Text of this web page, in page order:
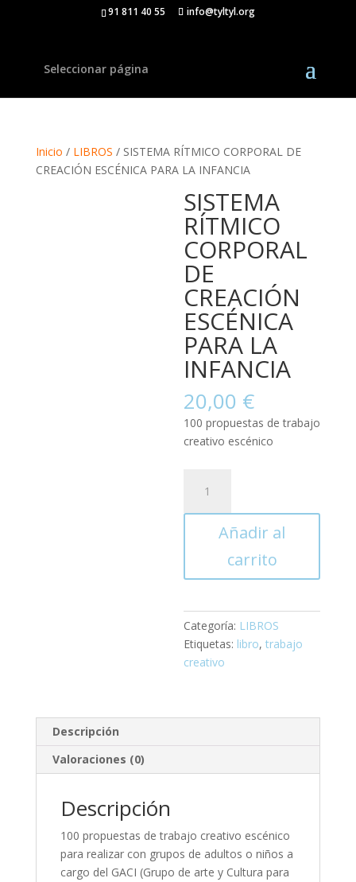
91 811 40 55 info@tyltyl.org
Seleccionar página
Inicio / LIBROS / SISTEMA RÍTMICO CORPORAL DE
CREACIÓN ESCÉNICA PARA LA INFANCIA
SISTEMA
RÍTMICO
CORPORAL
DE
CREACIÓN
ESCÉNICA
PARA LA
INFANCIA
20,00 €
100 propuestas de trabajo
creativo escénico
RÍTMICO
CORPORAL
ESCÉNICA
INFANCIA
cantidad
Añadir al
carrito
Categoría: LIBROS
Etiquetas: libro,trabajo
creativo
Descripción
Valoraciones (0)
Descripción
100 propuestas de trabajo creativo escénico
para realizar con grupos de adultos o niños a
cargo del GACI (Grupo de arte y Cultura para